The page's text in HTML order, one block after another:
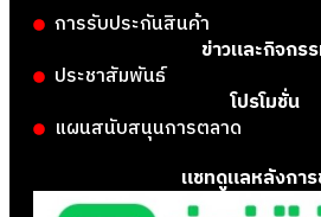
การรับประกันสินค้า
ข่าวและกิจกร
ประชาสัมพันธ์
โปรโมชั่น
แผนสนับสนุนการตลาด
แชทดูแลหลังกา